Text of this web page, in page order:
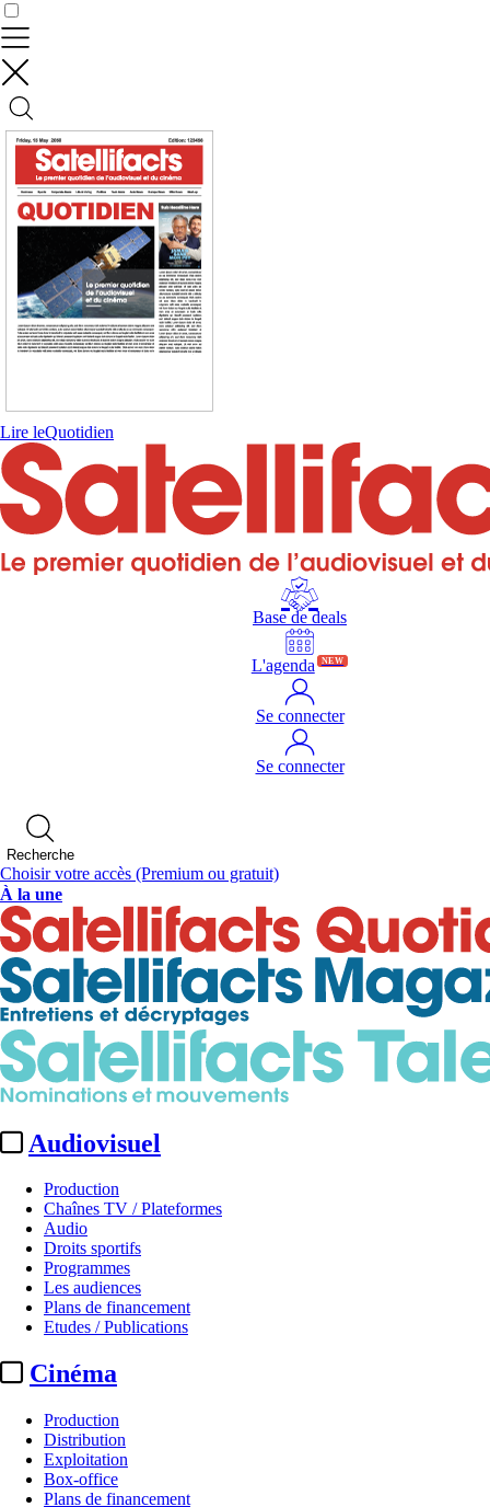
Lire leQuotidien
Base de deals
L'agenda NEW
Se connecter
Se connecter
Recherche
Choisir votre accès (Premium ou gratuit)
À la une
Audiovisuel
Production
Chaînes TV / Plateformes
Audio
Droits sportifs
Programmes
Les audiences
Plans de financement
Etudes / Publications
Cinéma
Production
Distribution
Exploitation
Box-office
Plans de financement
Contrôler vos données